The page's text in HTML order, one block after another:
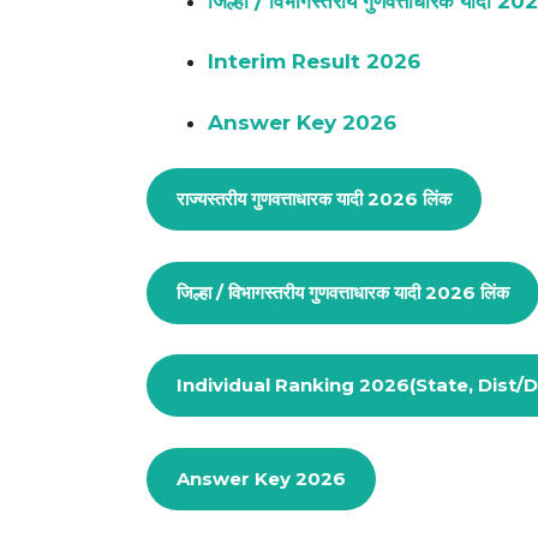
Interim Result 2026
Answer Key 2026
राज्यस्तरीय गुणवत्ताधारक यादी 2026 लिंक
जिल्हा / विभागस्तरीय गुणवत्ताधारक यादी 2026 लिंक
Individual Ranking 2026(State, Dist/
Answer Key 2026